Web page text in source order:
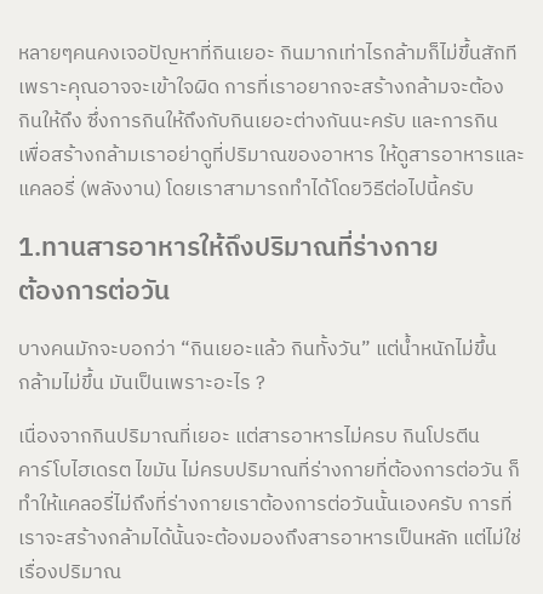
หลายๆคนคงเจอปัญหาที่กินเยอะ กินมากเท่าไรกล้ามก็ไม่ขึ้นสักที
เพราะคุณอาจจะเข้าใจผิด การที่เราอยากจะสร้างกล้ามจะต้อง
กินให้ถึง ซึ่งการกินให้ถึงกับกินเยอะต่างกันนะครับ และการกิน
เพื่อสร้างกล้ามเราอย่าดูที่ปริมาณของอาหาร ให้ดูสารอาหารและ
แคลอรี่ (พลังงาน) โดยเราสามารถทำได้โดยวิธีต่อไปนี้ครับ
1.ทานสารอาหารให้ถึงปริมาณที่ร่างกาย
ต้องการต่อวัน
บางคนมักจะบอกว่า “กินเยอะแล้ว กินทั้งวัน” แต่น้ำหนักไม่ขึ้น
กล้ามไม่ขึ้น มันเป็นเพราะอะไร ?
เนื่องจากกินปริมาณที่เยอะ แต่สารอาหารไม่ครบ กินโปรตีน
คาร์โบไฮเดรต ไขมัน ไม่ครบปริมาณที่ร่างกายที่ต้องการต่อวัน ก็
ทำให้แคลอรี่ไม่ถึงที่ร่างกายเราต้องการต่อวันนั้นเองครับ การที่
เราจะสร้างกล้ามได้นั้นจะต้องมองถึงสารอาหารเป็นหลัก แต่ไม่ใช่
เรื่องปริมาณ